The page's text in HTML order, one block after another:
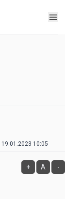
19.01.2023 10:05
+ A -